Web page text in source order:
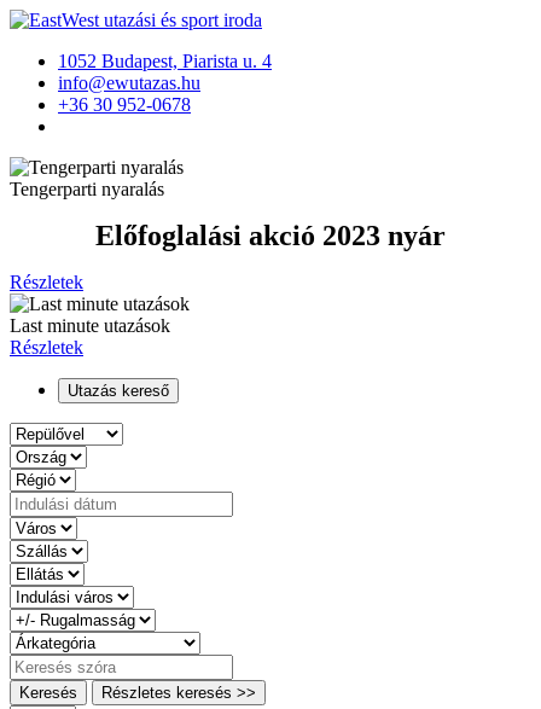
1052 Budapest, Piarista u. 4
info@ewutazas.hu
+36 30 952-0678
Tengerparti nyaralás
Előfoglalási akció 2023 nyár
Részletek
Last minute utazások
Részletek
Utazás kereső
Keresés Részletes keresés >>